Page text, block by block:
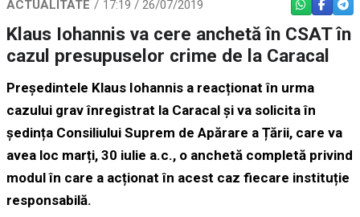
ACTUALITATE 17:19 / 26/07/2019 WHATSAPP
Klaus Iohannis va cere anchetă în CSAT în
cazul presupuselor crime de la Caracal
Președintele Klaus Iohannis a reacționat în urma
cazului grav înregistrat la Caracal și va solicita în
ședința Consiliului Suprem de Apărare a Țării, care va
avea loc marți, 30 iulie a.c., o anchetă completă privind
modul în care a acționat în acest caz fiecare instituție
responsabilă.